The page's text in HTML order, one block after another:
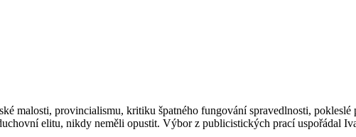
malosti, provincialismu, kritiku špatného fungování spravedlnosti,
elitu, nikdy neměli opustit. Výbor z publicistických prací uspořádal